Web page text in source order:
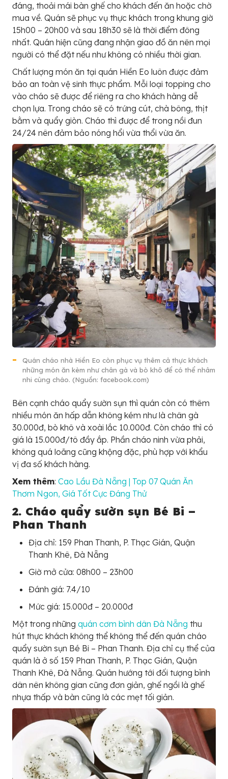
đáng, thoải mái bàn ghế cho khách đến ăn hoặc chờ
mua về. Quán sẽ phục vụ thực khách trong khung giờ
15h00 – 20h00 và sau 18h30 sẽ là thời điểm đông
nhất. Quán hiện cũng đang nhận giao đồ ăn nên mọi
người có thể đặt nếu như không có nhiều thời gian.
Chất lượng món ăn tại quán Hiền Eo luôn được đảm
bảo an toàn vệ sinh thực phẩm. Mỗi loại topping cho
vào cháo sẽ được để riêng ra cho khách hàng dễ
chọn lựa. Trong cháo sẽ có trứng cút, chà bông, thịt
bằm và quẩy giòn. Cháo thì được để trong nồi đun
24/24 nên đảm bảo nóng hổi vừa thổi vừa ăn.
Quán cháo nhà Hiền Eo còn phục vụ thêm cả thực khách
những món ăn kèm như chân gà và bò khô để có thể nhâm
nhi cùng cháo. (Nguồn: facebook.com)
Bên cạnh cháo quẩy sườn sụn thì quán còn có thêm
nhiều món ăn hấp dẫn không kém như là chân gà
30.000đ, bò khô và xoài lắc 10.000đ. Còn cháo thì có
giá là 15.000đ/tô đầy ắp. Phần cháo ninh vừa phải,
không quá loãng cũng khộng đặc, phù hợp với khẩu
vị đa số khách hàng.
Xem thêm: Cao Lầu Đà Nẵng | Top 07 Quán Ăn
Thơm Ngon, Giá Tốt Cực Đáng Thử
2. Cháo quẩy sườn sụn Bé Bi –
Phan Thanh
Địa chỉ: 159 Phan Thanh, P. Thạc Gián, Quận
Thanh Khê, Đà Nẵng
Giờ mở cửa: 08h00 – 23h00
Đánh giá: 7.4/10
Mức giá: 15.000đ – 20.000đ
Một trong những quán cơm bình dân Đà Nẵng thu
hút thực khách không thể không thể đến quán cháo
quẩy sườn sụn Bé Bi – Phan Thanh. Địa chỉ cụ thể của
quán là ở số 159 Phan Thanh, P. Thạc Gián, Quận
Thanh Khê, Đà Nẵng. Quán hướng tới đối tượng bình
dân nên không gian cũng đơn giản, ghế ngồi là ghế
nhựa thấp và bàn cũng là các mẹt tối giản.